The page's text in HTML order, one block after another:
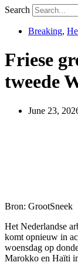
Search
Breaking,
Friese
tweede
June 23,
Bron: GrootSneek
Het Nederlandse
komt opnieuw in
woensdag op
Marokko en Haïti